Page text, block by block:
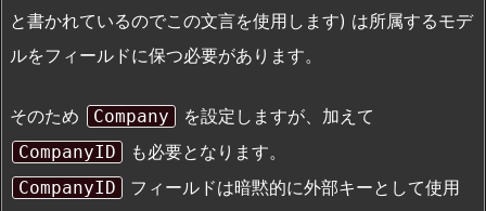
と書かれているのでこの文言を使用します) は所属するモデ
ルをフィールドに保つ必要があります。
そのため Company を設定しますが、加えて
CompanyID も必要となります。
CompanyID
フィールドは暗黙的に外部キーとして使用